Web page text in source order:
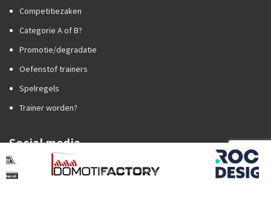
Competitiezaken
Categorie A of B?
Promotie/degradatie
Oefenstof trainers
Spelregels
Trainer worden?
Social media